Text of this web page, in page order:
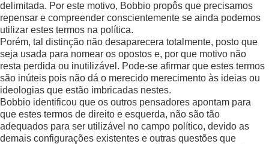
delimitada. Por este motivo, Bobbio propôs que precisamos
repensar e compreender conscientemente se ainda podemos
utilizar estes termos na política.
Porém, tal distinção não desaparecera totalmente, posto que
seja usada para nomear os opostos e, por que motivo não
resta perdida ou inutilizável. Pode-se afirmar que estes termos
são inúteis pois não dá o merecido merecimento às ideias ou
ideologias que estão imbricadas nestes.
Bobbio identificou que os outros pensadores apontam para
que estes termos de direito e esquerda, não são tão
adequados para ser utilizável no campo político, devido as
demais configurações existentes e outras questões que